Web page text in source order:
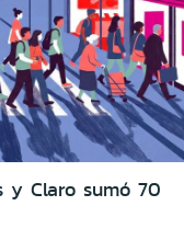
y Claro sumó 70